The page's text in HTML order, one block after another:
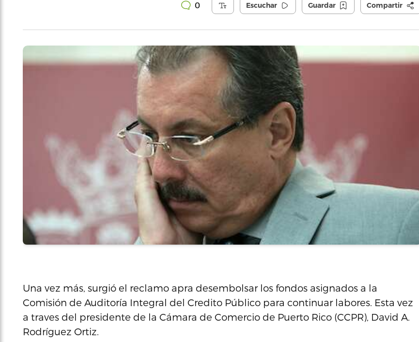
0 Escuchar Guardar Compartir
Una vez más, surgió el reclamo apra desembolsar los fondos asignados a la
Comisión de Auditoría Integral del Credito Público para continuar labores. Esta vez
a traves del presidente de la Cámara de Comercio de Puerto Rico (CCPR), David A.
Rodríguez Ortiz.